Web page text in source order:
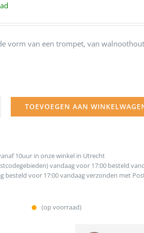
vorm van een trompet, van
TOEVOEGEN AAN
10uur in onze winkel in Utrecht
vandaag voor 17:00 besteld
besteld voor 17:00 vandaag verzonden met
(op voorraad)